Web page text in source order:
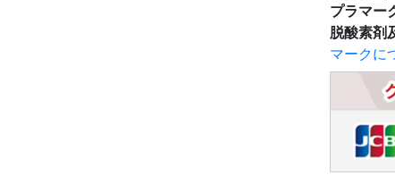
プラマー
脱酸素剤
マークに